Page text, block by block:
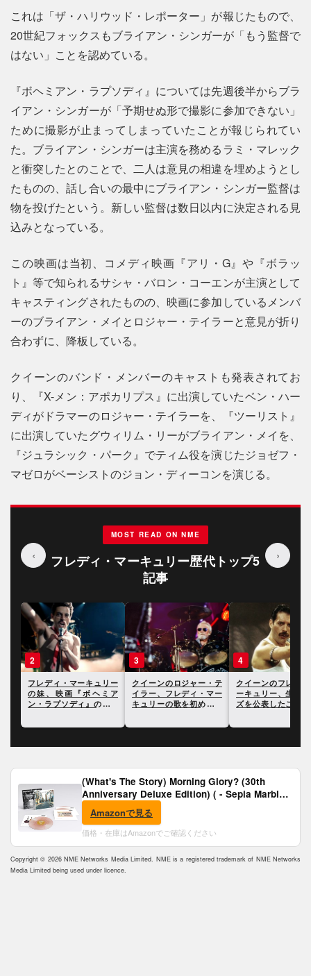
これは「ザ・ハリウッド・レポーター」が報じたもので、
20世紀フォックスもブライアン・シンガーが「もう監督で
はない」ことを認めている。
『ボヘミアン・ラプソディ』については先週後半からブラ
イアン・シンガーが「予期せぬ形で撮影に参加できない」
ために撮影が止まってしまっていたことが報じられてい
た。ブライアン・シンガーは主演を務めるラミ・マレック
と衝突したとのことで、二人は意見の相違を埋めようとし
たものの、話し合いの最中にブライアン・シンガー監督は
物を投げたという。新しい監督は数日以内に決定される見
込みとなっている。
この映画は当初、コメディ映画『アリ・G』や『ボラッ
ト』等で知られるサシャ・バロン・コーエンが主演として
キャスティングされたものの、映画に参加しているメンバ
ーのブライアン・メイとロジャー・テイラーと意見が折り
合わずに、降板している。
クイーンのバンド・メンバーのキャストも発表されてお
り、『X-メン：アポカリプス』に出演していたベン・ハー
ディがドラマーのロジャー・テイラーを、『ツーリスト』
に出演していたグウィリム・リーがブライアン・メイを、
『ジュラシック・パーク』でティム役を演じたジョゼフ・
マゼロがベーシストのジョン・ディーコンを演じる。
‹
MOST READ ON NME
フレディ・マーキュリー歴代トップ5
記事
›
3
クイーンのロジャー・テ
イラー、フレディ・マー
キュリーの歌を初めて聴
4
クイーンのフレディ・マ
ーキュリー、生前にエイ
ズを公表したことの功績
5
フレディ・マーキ
の元友人、映画『
アン・ラプソディ
(What's The Story) Morning Glory? (30th
Anniversary Deluxe Edition) ( - Sepia Marble
Vinyl) [Analog]
Amazonで見る
価格・在庫はAmazonでご確認ください
Copyright © 2026 NME Networks Media Limited. NME is a registered trademark of NME Networks
Media Limited being used under licence.